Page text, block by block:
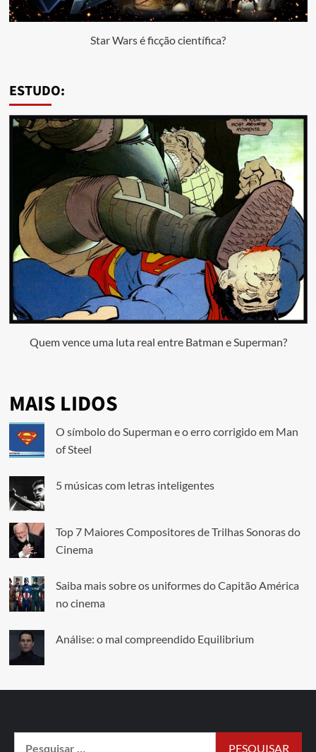
Star Wars é ficção científica?
ESTUDO:
Quem vence uma luta real entre Batman e Superman?
MAIS LIDOS
O símbolo do Superman e o erro corrigido em Man
of Steel
5 músicas com letras inteligentes
Top 7 Maiores Compositores de Trilhas Sonoras do
Cinema
Saiba mais sobre os uniformes do Capitão América
no cinema
Análise: o mal compreendido Equilibrium